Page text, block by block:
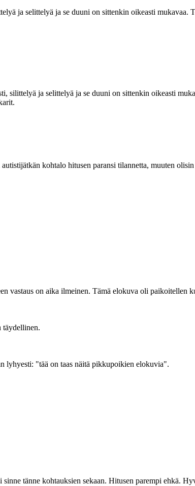
ja selittelyä ja se duuni on sittenkin oikeasti
silittelyä ja selittelyä ja se duuni on sittenkin oikeasti
kohtalo hitusen paransi tilannetta, muuten
vastaus on aika ilmeinen. Tämä elokuva oli paikoitellen
täydellinen.
lyhyesti: "tää on taas näitä pikkupoikien elokuvia".
tänne kohtauksien sekaan. Hitusen parempi ehkä.